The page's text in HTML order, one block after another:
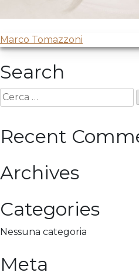
Navigazione
articoli
Marco Tomazzoni
Search
Ricerca
per:
Recent
Archives
Categories
Nessuna categoria
Meta